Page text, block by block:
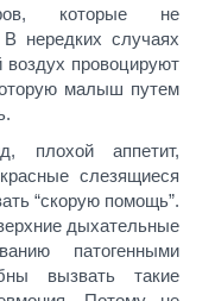
которые не
нередких случаях
воздух провоцируют
малыш путем
плохой аппетит,
слезящиеся
“скорую помощь”.
дыхательные
патогенными
вызвать такие